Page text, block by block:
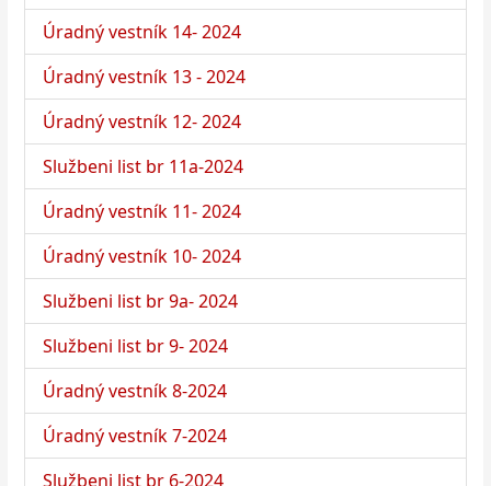
Úradný vestník 14- 2024
Úradný vestník 13 - 2024
Úradný vestník 12- 2024
Službeni list br 11a-2024
Úradný vestník 11- 2024
Úradný vestník 10- 2024
Službeni list br 9a- 2024
Službeni list br 9- 2024
Úradný vestník 8-2024
Úradný vestník 7-2024
Službeni list br 6-2024